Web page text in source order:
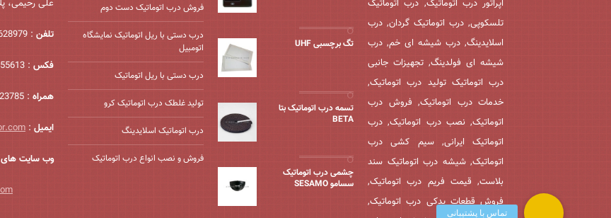
اپراتور درب اتوماتیک, درب اتوماتیک
تلسکوپی, درب اتوماتیک گردان, درب
اسلایدینگ, درب شیشه ای خم, درب
شیشه ای فولدینگ, تجهیزات جانبی
درب اتوماتیک تولید درب اتوماتیک,
خدمات درب اتوماتیک, فروش درب
اتوماتیک, نصب درب اتوماتیک, درب
اتوماتیک ایرانی, سیم کشی درب
اتوماتیک, شیشه درب اتوماتیک سند
بلاست, قیمت فریم درب اتوماتیک,
فروش قطعات یدکی درب اتوماتیک,
تگ برچسبی UHF
تسمه درب اتوماتیک بتا
BETA
چشمی درب اتوماتیک
سسامو SESAMO
فروش درب اتوماتیک دست دوم
درب دستی با ریل اتوماتیک نمایشگاه
اتومبیل
درب دستی با ریل اتوماتیک
تولید غلطک درب اتوماتیک کرو
درب اتوماتیک اسلایدینگ
فروش و نصب انواع درب اتوماتیک
علی رحیمی، پلاک 54،
تلفن : 47628979 – 021
فکس : 43855613 – 021
همراه : 09124723785
ایمیل :
وب سایت های